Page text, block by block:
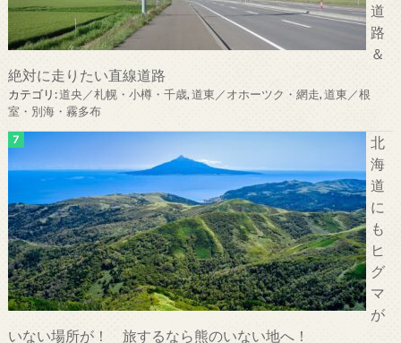
道
路
＆
絶対に走りたい直線道路
カテゴリ:道央／札幌・小樽・千歳,道東／オホーツク・網走,道東／根
室・別海・霧多布
北
海
道
に
も
ヒ
グ
マ
が
いない場所が！ 旅するなら熊のいない地へ！